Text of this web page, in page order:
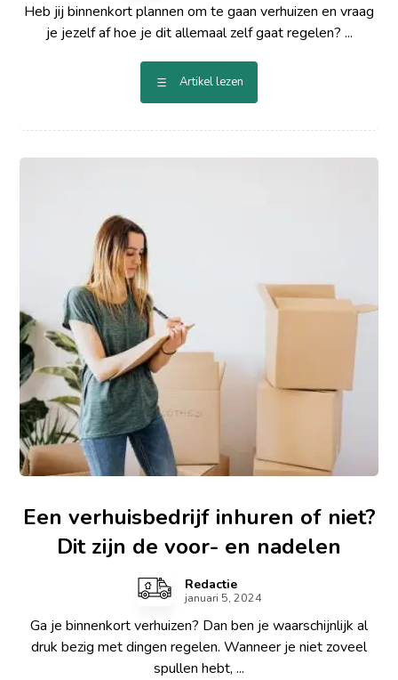
Heb jij binnenkort plannen om te gaan verhuizen en vraag
je jezelf af hoe je dit allemaal zelf gaat regelen? ...
Artikel lezen
Een verhuisbedrijf inhuren of niet?
Dit zijn de voor- en nadelen
Redactie
januari 5, 2024
Ga je binnenkort verhuizen? Dan ben je waarschijnlijk al
druk bezig met dingen regelen. Wanneer je niet zoveel
spullen hebt, ...